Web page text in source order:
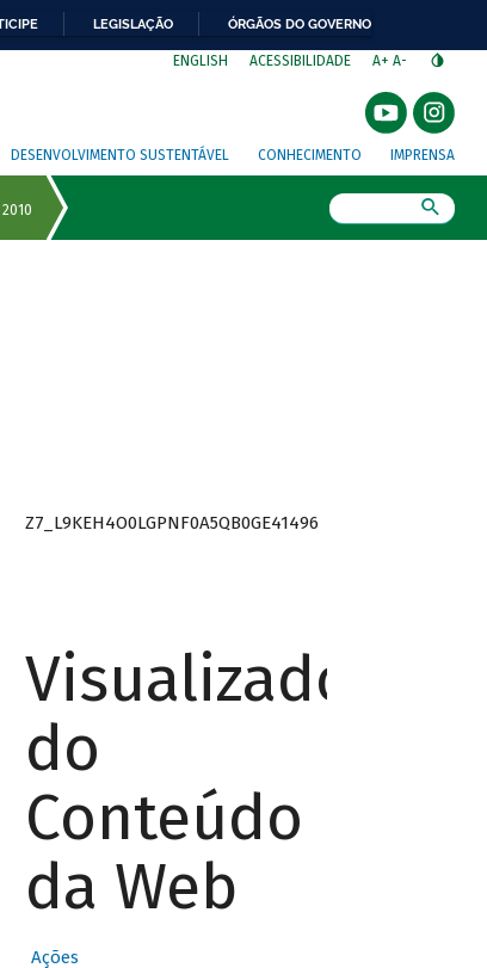
LEGISLAÇÃO ÓRGÃOS DO GOVERNO
ENGLISH ACESSIBILIDADE A+ A-
DESENVOLVIMENTO SUSTENTÁVEL CONHECIMENTO IMPRENSA
Z7_L9KEH4O0LGPNF0A5QB0GE41496
Visualizador
do
Conteúdo
da Web
Ações